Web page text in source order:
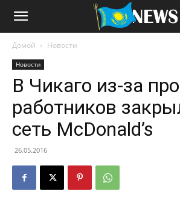
Домой Новости
Новости
В Чикаго из-за
работников
сеть McDonald’s
26.05.2016